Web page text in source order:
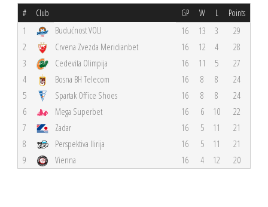
# Club GP W L Points
1 Budućnost VOLI 16 13 3
29
2
Crvena Zvezda Meridianbet 16 12 4
28
3
Cedevita Olimpija 16 11 5
27
4
Bosna BH Telecom 16 8 8
24
5
Spartak Office Shoes 16 8 8
24
6
Mega Superbet 16 6 10
22
7
Zadar 16 5 11
21
8
Perspektiva Ilirija 16 5 11
21
9
Vienna 16 4 12 20